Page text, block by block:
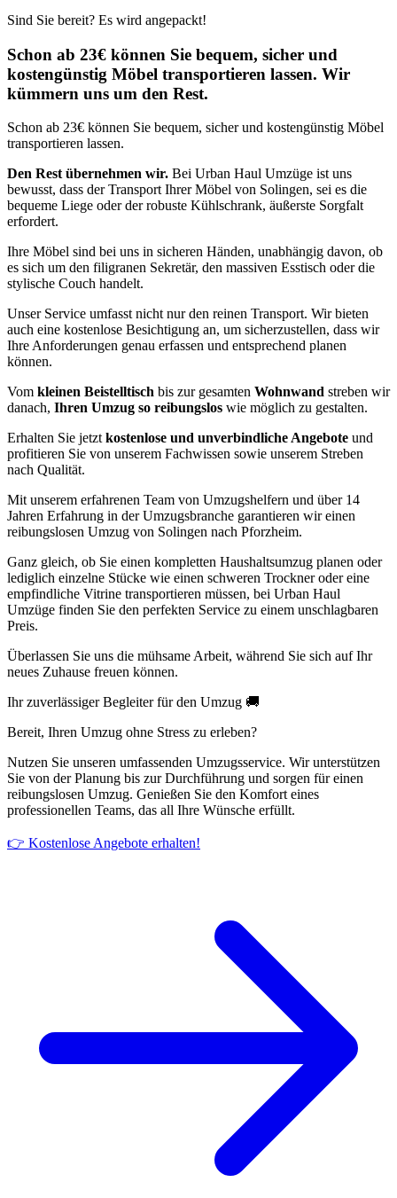
Sind Sie bereit? Es wird angepackt!
Schon ab 23€ können Sie bequem, sicher und
kostengünstig Möbel transportieren lassen. Wir
kümmern uns um den Rest.
Schon ab 23€ können Sie bequem, sicher und kostengünstig Möbel
transportieren lassen.
Den Rest übernehmen wir. Bei Urban Haul Umzüge ist uns
bewusst, dass der Transport Ihrer Möbel von Solingen, sei es die
bequeme Liege oder der robuste Kühlschrank, äußerste Sorgfalt
erfordert.
Ihre Möbel sind bei uns in sicheren Händen, unabhängig davon, ob
es sich um den filigranen Sekretär, den massiven Esstisch oder die
stylische Couch handelt.
Unser Service umfasst nicht nur den reinen Transport. Wir bieten
auch eine kostenlose Besichtigung an, um sicherzustellen, dass wir
Ihre Anforderungen genau erfassen und entsprechend planen
können.
Vom kleinen Beistelltisch bis zur gesamten Wohnwand streben wir
danach, Ihren Umzug so reibungslos wie möglich zu gestalten.
Erhalten Sie jetzt kostenlose und unverbindliche Angebote und
profitieren Sie von unserem Fachwissen sowie unserem Streben
nach Qualität.
Mit unserem erfahrenen Team von Umzugshelfern und über 14
Jahren Erfahrung in der Umzugsbranche garantieren wir einen
reibungslosen Umzug von Solingen nach Pforzheim.
Ganz gleich, ob Sie einen kompletten Haushaltsumzug planen oder
lediglich einzelne Stücke wie einen schweren Trockner oder eine
empfindliche Vitrine transportieren müssen, bei Urban Haul
Umzüge finden Sie den perfekten Service zu einem unschlagbaren
Preis.
Überlassen Sie uns die mühsame Arbeit, während Sie sich auf Ihr
neues Zuhause freuen können.
Ihr zuverlässiger Begleiter für den Umzug 🚚
Bereit, Ihren Umzug ohne Stress zu erleben?
Nutzen Sie unseren umfassenden Umzugsservice. Wir unterstützen
Sie von der Planung bis zur Durchführung und sorgen für einen
reibungslosen Umzug. Genießen Sie den Komfort eines
professionellen Teams, das all Ihre Wünsche erfüllt.
👉 Kostenlose Angebote erhalten!